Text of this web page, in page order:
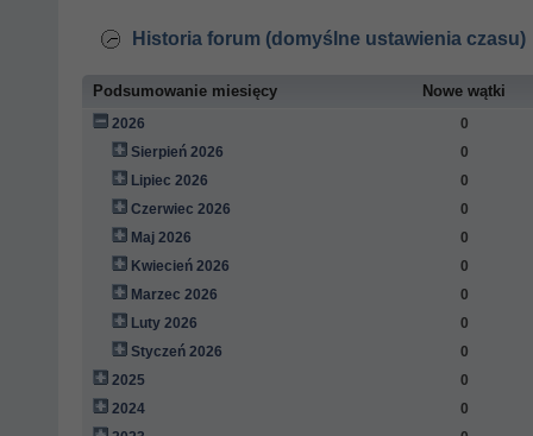
Historia forum (domyślne ustawienia czasu)
Podsumowanie miesięcy Nowe wątki
2026
0
Sierpień 2026
0
Lipiec 2026
0
Czerwiec 2026
0
Maj 2026
0
Kwiecień 2026
0
Marzec 2026
0
Luty 2026
0
Styczeń 2026
0
2025
0
2024
0